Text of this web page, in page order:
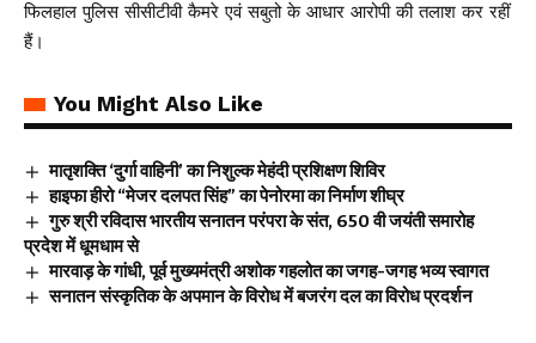
फिलहाल पुलिस सीसीटीवी कैमरे एवं सबुतो के आधार आरोपी की तलाश कर रहीं
हैं।
You Might Also Like
मातृशक्ति ‘दुर्गा वाहिनी’ का निशुल्क मेहंदी प्रशिक्षण शिविर
हाइफा हीरो “मेजर दलपत सिंह” का पेनोरमा का निर्माण शीघ्र
गुरु श्री रविदास भारतीय सनातन परंपरा के संत, 650 वी जयंती समारोह
प्रदेश में धूमधाम से
मारवाड़ के गांधी, पूर्व मुख्यमंत्री अशोक गहलोत का जगह-जगह भव्य स्वागत
सनातन संस्कृतिक के अपमान के विरोध में बजरंग दल का विरोध प्रदर्शन